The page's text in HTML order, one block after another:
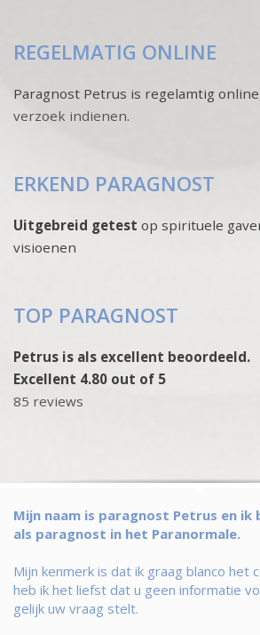
REGELMATIG ONLINE
Paragnost Petrus is regelamtig
verzoek indienen.
ERKEND PARAGNOST
Uitgebreid getest op spirituele
visioenen
TOP PARAGNOST
Petrus is als excellent beoordeeld.
Excellent 4.80 out of 5
85 reviews
Mijn naam is paragnost Petrus en ik
als paragnost in het Paranormale.
Mijn kenmerk is dat ik graag blanco het
heb ik het liefst dat u geen informatie
gelijk uw vraag stelt.